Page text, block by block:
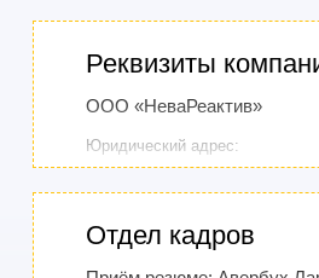
Реквизиты
ООО «НеваРеактив»
Юридический адрес:
197183, Россия, Санкт-
Сестрорецкая, дом 8, литер
Фактический, почтовый адрес:
Отдел кадров